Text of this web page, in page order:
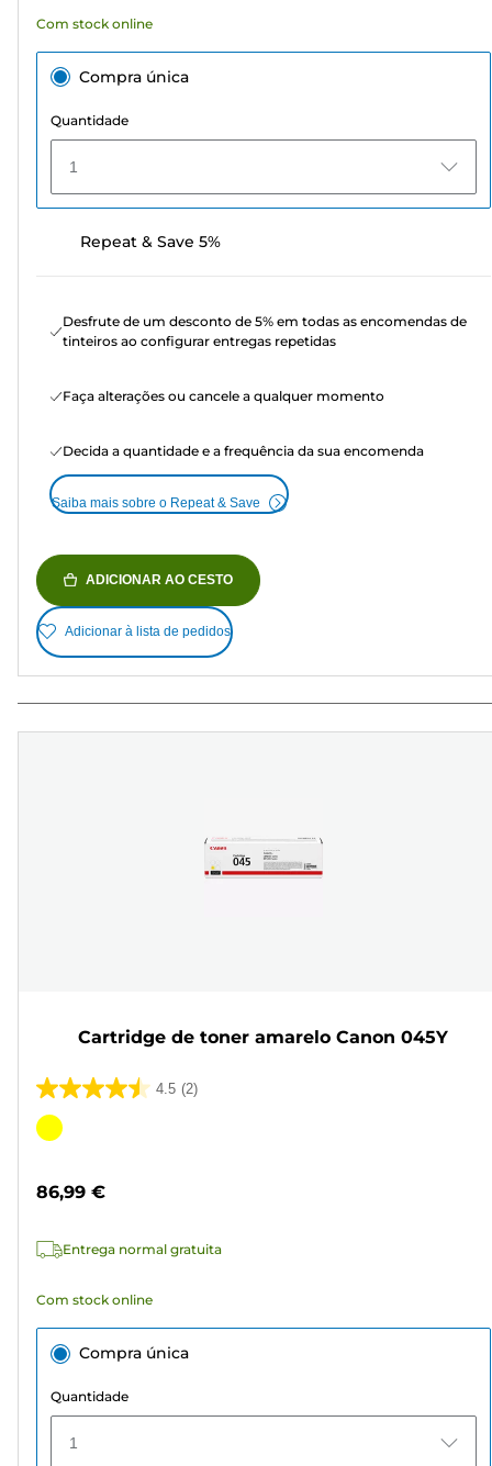
Com stock online
Compra única
Quantidade
1
Repeat & Save 5%
Desfrute de um desconto de 5% em todas as encomendas de
tinteiros ao configurar entregas repetidas
Faça alterações ou cancele a qualquer momento
Decida a quantidade e a frequência da sua encomenda
Saiba mais sobre o Repeat & Save
ADICIONAR AO CESTO
Adicionar à lista de pedidos
Cartridge de toner amarelo Canon 045Y
4.5 (2)
4.5
em
2
Cartucho
cor
86,99 €
Entrega normal gratuita
Com stock online
Compra única
Quantidade
1